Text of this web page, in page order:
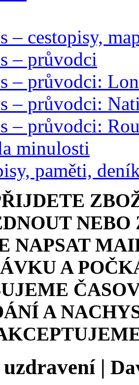
– cestopisy,
– průvodci
– průvodci:
– průvodci:
– průvodci:
minulosti
paměti,
NAPSAT
A
A
|